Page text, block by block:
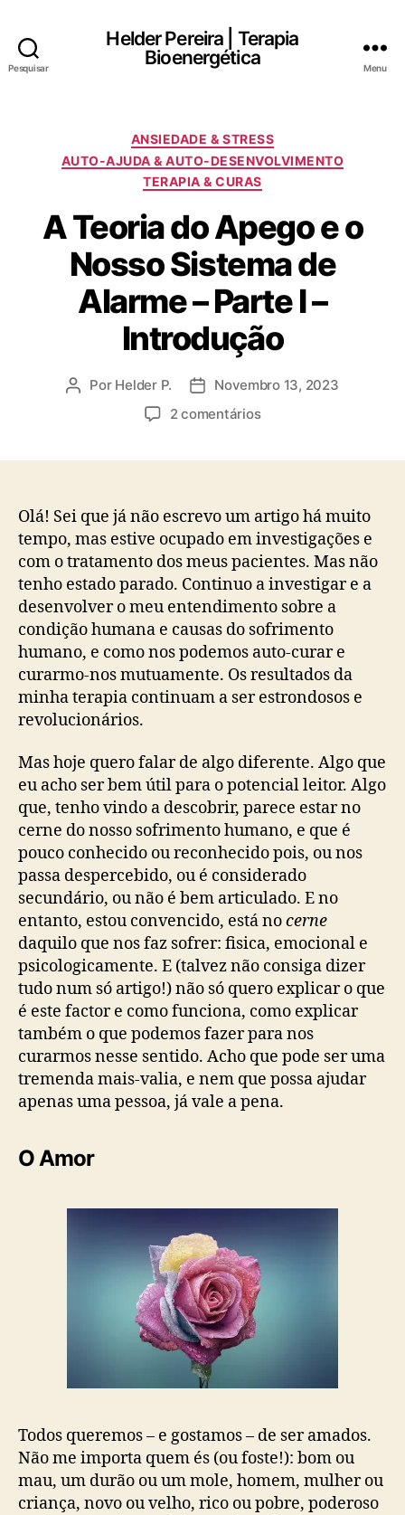
Pesquisar
Helder Pereira | Terapia
Bioenergética
Menu
Categorias
ANSIEDADE & STRESS
AUTO-AJUDA & AUTO-DESENVOLVIMENTO
TERAPIA & CURAS
A Teoria do Apego e o
Nosso Sistema de
Alarme – Parte I –
Introdução
Autor
Por Helder P.
DataNovembro 13, 2023
2 comentáriosem
e
o
Nosso
Sistema
de
Alarme
–
Parte
I
–
Olá! Sei que já não escrevo um artigo há muito
tempo, mas estive ocupado em investigações e
com o tratamento dos meus pacientes. Mas não
tenho estado parado. Continuo a investigar e a
desenvolver o meu entendimento sobre a
condição humana e causas do sofrimento
humano, e como nos podemos auto-curar e
curarmo-nos mutuamente. Os resultados da
minha terapia continuam a ser estrondosos e
revolucionários.
Mas hoje quero falar de algo diferente. Algo que
eu acho ser bem útil para o potencial leitor. Algo
que, tenho vindo a descobrir, parece estar no
cerne do nosso sofrimento humano, e que é
pouco conhecido ou reconhecido pois, ou nos
passa despercebido, ou é considerado
secundário, ou não é bem articulado. E no
entanto, estou convencido, está nocerne
daquilo que nos faz sofrer: fisica, emocional e
psicologicamente. E (talvez não consiga dizer
tudo num só artigo!) não só quero explicar o que
é este factor e como funciona, como explicar
também o que podemos fazer para nos
curarmos nesse sentido. Acho que pode ser uma
tremenda mais-valia, e nem que possa ajudar
apenas uma pessoa, já vale a pena.
O Amor
Todos queremos – e gostamos – de ser amados.
Não me importa quem és (ou foste!): bom ou
mau, um durão ou um mole, homem, mulher ou
criança, novo ou velho, rico ou pobre, poderoso